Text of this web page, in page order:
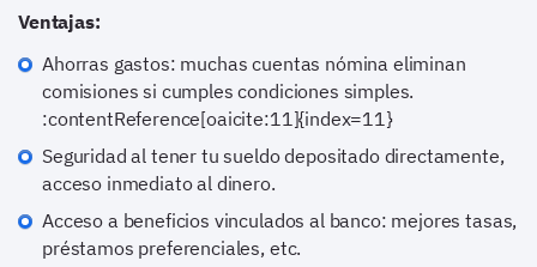
Ventajas:
Ahorras gastos: muchas cuentas nómina eliminan
comisiones si cumples condiciones simples.
:contentReference[oaicite:11]{index=11}
Seguridad al tener tu sueldo depositado directamente,
acceso inmediato al dinero.
Acceso a beneficios vinculados al banco: mejores tasas,
préstamos preferenciales, etc.